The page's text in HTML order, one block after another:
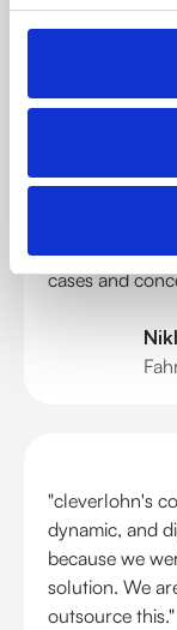
"More than
for payroll.
and they're
cases and
"cleverlohn's
dynamic, and
because we
solution. We
outsource this."